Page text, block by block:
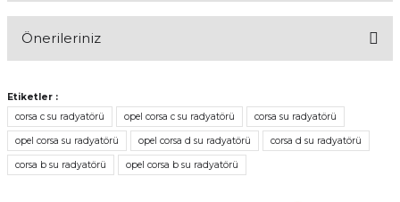
Önerileriniz
konularda yetersiz gördüğünüz noktaları öneri formunu kullanarak
tarafımıza iletebilirsiniz.
Görüş ve önerileriniz için teşekkür ederiz.
Ürün resmi kalitesiz, bozuk veya görüntülenemiyor.
Etiketler :
corsa c su radyatörü
opel corsa c su radyatörü corsa su radyatörü
opel corsa su radyatörü opel corsa d su radyatörü corsa d su radyatörü
corsa b su radyatörü opel corsa b su radyatörü